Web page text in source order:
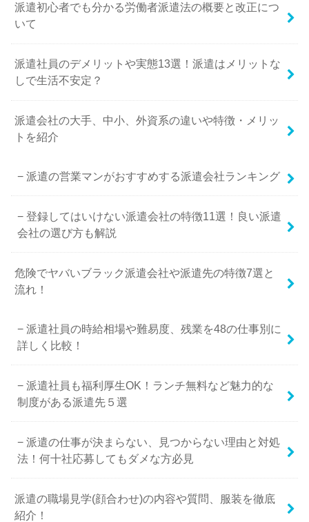
派遣初心者でも分かる労働者派遣法の概要と改正につ
いて
派遣社員のデメリットや実態13選！派遣はメリットな
しで生活不安定？
派遣会社の大手、中小、外資系の違いや特徴・メリッ
トを紹介
派遣の営業マンがおすすめする派遣会社ランキング
登録してはいけない派遣会社の特徴11選！良い派遣
会社の選び方も解説
危険でヤバいブラック派遣会社や派遣先の特徴7選と
流れ！
派遣社員の時給相場や難易度、残業を48の仕事別に
詳しく比較！
派遣社員も福利厚生OK！ランチ無料など魅力的な
制度がある派遣先５選
派遣の仕事が決まらない、見つからない理由と対処
法！何十社応募してもダメな方必見
派遣の職場見学(顔合わせ)の内容や質問、服装を徹底
紹介！